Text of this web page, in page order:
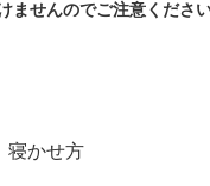
ませんのでご注意くださ
寝かせ方